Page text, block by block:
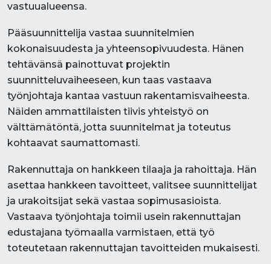
vastuualueensa.
Pääsuunnittelija vastaa suunnitelmien
kokonaisuudesta ja yhteensopivuudesta. Hänen
tehtävänsä painottuvat projektin
suunnitteluvaiheeseen, kun taas vastaava
työnjohtaja kantaa vastuun rakentamisvaiheesta.
Näiden ammattilaisten tiivis yhteistyö on
välttämätöntä, jotta suunnitelmat ja toteutus
kohtaavat saumattomasti.
Rakennuttaja on hankkeen tilaaja ja rahoittaja. Hän
asettaa hankkeen tavoitteet, valitsee suunnittelijat
ja urakoitsijat sekä vastaa sopimusasioista.
Vastaava työnjohtaja toimii usein rakennuttajan
edustajana työmaalla varmistaen, että työ
toteutetaan rakennuttajan tavoitteiden mukaisesti.